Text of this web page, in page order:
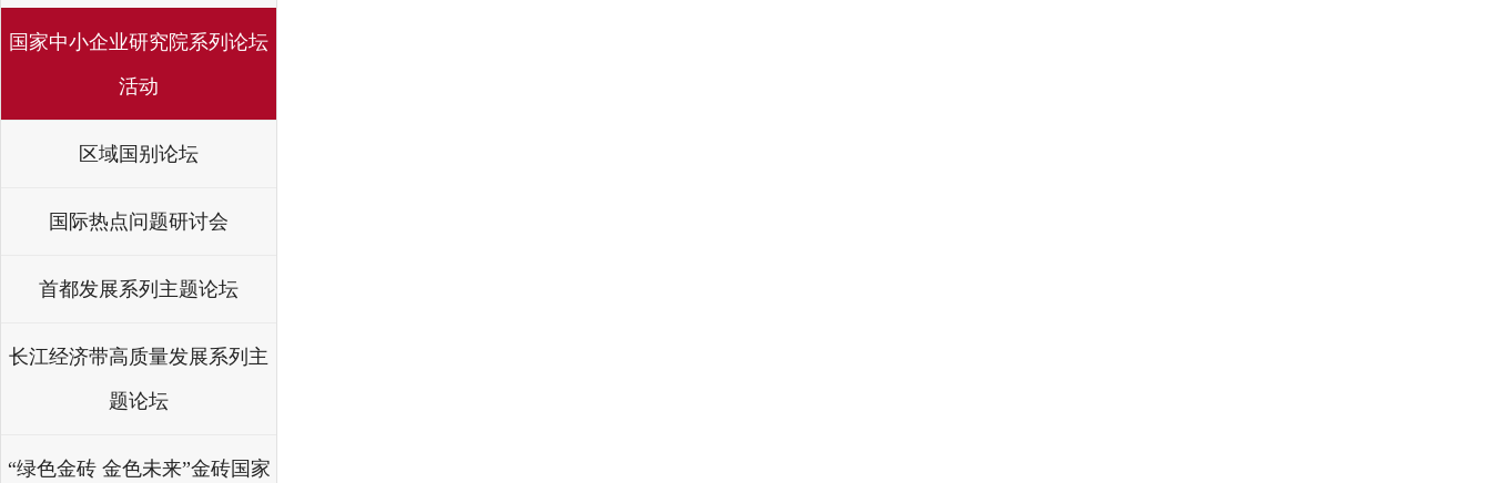
国家中小企业研究院系列论坛
活动
区域国别论坛
国际热点问题研讨会
首都发展系列主题论坛
长江经济带高质量发展系列主
题论坛
“绿色金砖 金色未来”金砖国家